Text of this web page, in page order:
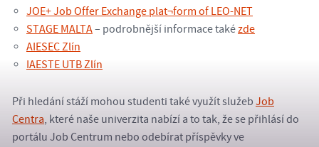
JOE+ Job Offer Exchange plat¬form of LEO-NET
STAGE MALTA– podrobnější informace takézde
AIESEC Zlín
IAESTE UTB Zlín
Při hledání stáží mohou studenti také využít služeb Job
Centra, které naše univerzita nabízí a to tak, že se přihlásí do
portálu Job Centrum nebo odebírat příspěvky ve